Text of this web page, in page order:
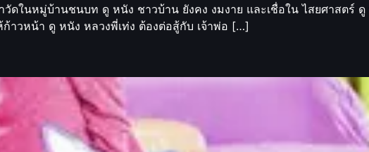
วัดในหมู่บ้านชนบท ดู หนัง ชาวบ้าน ยังคง งมงาย และเชื่อใน ไสยศาสตร์
วหน้า ดู หนัง หลวงพี่เท่ง ต้องต่อสู้กับ เจ้าพ่อ […]